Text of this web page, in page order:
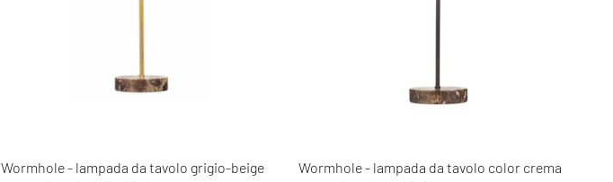
Wormhole - lampada da tavolo grigio-beige Wormhole - lampada da tavolo color crema